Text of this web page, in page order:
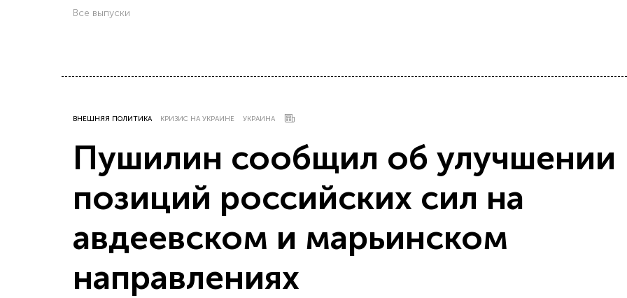
Все выпуски
ВНЕШНЯЯ ПОЛИТИКА КРИЗИС НА УКРАИНЕ УКРАИНА
Пушилин сообщил об улучшении
позиций российских сил на
авдеевском и марьинском
направлениях